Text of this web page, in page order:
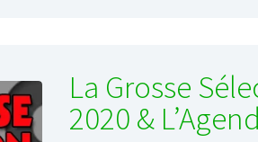
La Grosse
2020 &